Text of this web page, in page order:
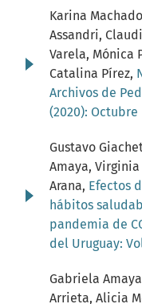
Karina
Assandri,
Varela, Mónica
Catalina Pírez,
Archivos de
(2020): Octubre
Gustavo
Amaya,
Arana, Efectos
hábitos
pandemia de
del Uruguay:
Gabriela
Arrieta, Alicia